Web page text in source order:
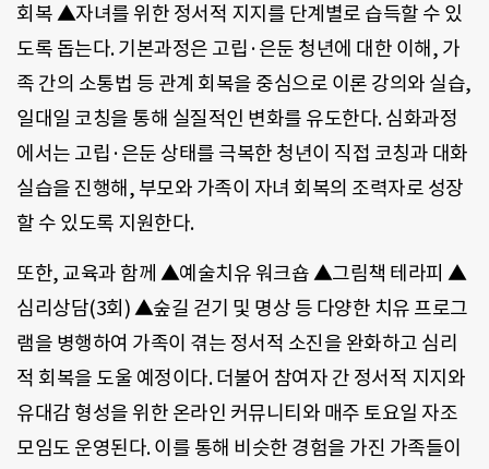
회복 ▲자녀를 위한 정서적 지지를 단계별로 습득할 수 있
도록 돕는다. 기본과정은 고립·은둔 청년에 대한 이해, 가
족 간의 소통법 등 관계 회복을 중심으로 이론 강의와 실습,
일대일 코칭을 통해 실질적인 변화를 유도한다. 심화과정
에서는 고립·은둔 상태를 극복한 청년이 직접 코칭과 대화
실습을 진행해, 부모와 가족이 자녀 회복의 조력자로 성장
할 수 있도록 지원한다.
또한, 교육과 함께 ▲예술치유 워크숍 ▲그림책 테라피 ▲
심리상담(3회) ▲숲길 걷기 및 명상 등 다양한 치유 프로그
램을 병행하여 가족이 겪는 정서적 소진을 완화하고 심리
적 회복을 도울 예정이다. 더불어 참여자 간 정서적 지지와
유대감 형성을 위한 온라인 커뮤니티와 매주 토요일 자조
모임도 운영된다. 이를 통해 비슷한 경험을 가진 가족들이